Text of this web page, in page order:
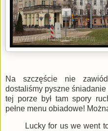
Na szczęście nie
dostaliśmy pyszne
tej porze był tam spory
pełne menu obiadowe!
Lucky for us we went